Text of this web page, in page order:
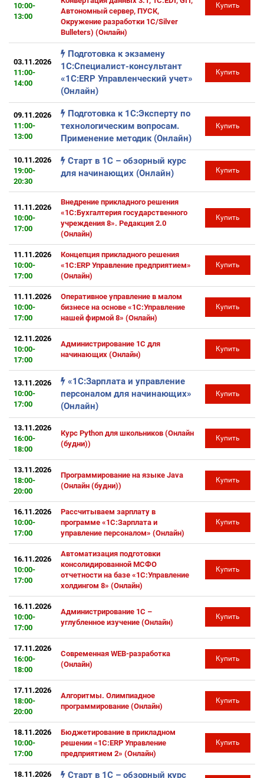
10:00-
13:00
Автономный сервер, ПУСК,
Окружение разработки 1С/Silver
Bulleters) (Онлайн)
Купить
03.11.2026
11:00-
14:00
Подготовка к экзамену
1С:Специалист-консультант
«1С:ERP Управленческий учет»
(Онлайн)
Купить
09.11.2026
11:00-
13:00
Подготовка к 1С:Эксперту по
технологическим вопросам.
Применение методик (Онлайн)
Купить
10.11.2026
19:00-
20:30
Старт в 1С – обзорный курс
для начинающих (Онлайн)
Купить
11.11.2026
10:00-
17:00
Внедрение прикладного решения
«1С:Бухгалтерия государственного
учреждения 8». Редакция 2.0
(Онлайн)
Купить
11.11.2026
10:00-
17:00
Концепция прикладного решения
«1С:ERP Управление предприятием»
(Онлайн)
Купить
11.11.2026
10:00-
17:00
Оперативное управление в малом
бизнесе на основе «1С:Управление
нашей фирмой 8» (Онлайн)
Купить
12.11.2026
10:00-
17:00
Администрирование 1С для
начинающих (Онлайн)
Купить
13.11.2026
10:00-
17:00
«1С:Зарплата и управление
персоналом для начинающих»
(Онлайн)
Купить
13.11.2026
16:00-
18:00
Курс Python для школьников (Онлайн
(будни))
Купить
13.11.2026
18:00-
20:00
Программирование на языке Java
(Онлайн (будни))
Купить
16.11.2026
10:00-
17:00
Рассчитываем зарплату в
программе «1С:Зарплата и
управление персоналом» (Онлайн)
Купить
16.11.2026
10:00-
17:00
Автоматизация подготовки
консолидированной МСФО
отчетности на базе «1С:Управление
холдингом 8» (Онлайн)
Купить
16.11.2026
10:00-
17:00
Администрирование 1С –
углубленное изучение (Онлайн)
Купить
17.11.2026
16:00-
18:00
Современная WEB-разработка
(Онлайн)
Купить
17.11.2026
18:00-
20:00
Алгоритмы. Олимпиадное
программирование (Онлайн)
Купить
18.11.2026
10:00-
17:00
Бюджетирование в прикладном
решении «1С:ERP Управление
предприятием 2» (Онлайн)
Купить
18.11.2026
Старт в 1С – обзорный курс